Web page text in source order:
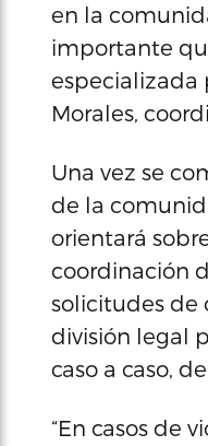
en la
importante
especializada
Morales,
Una vez se
de la
orientará
coordinación
solicitudes de
división legal
caso a caso,
“En casos de